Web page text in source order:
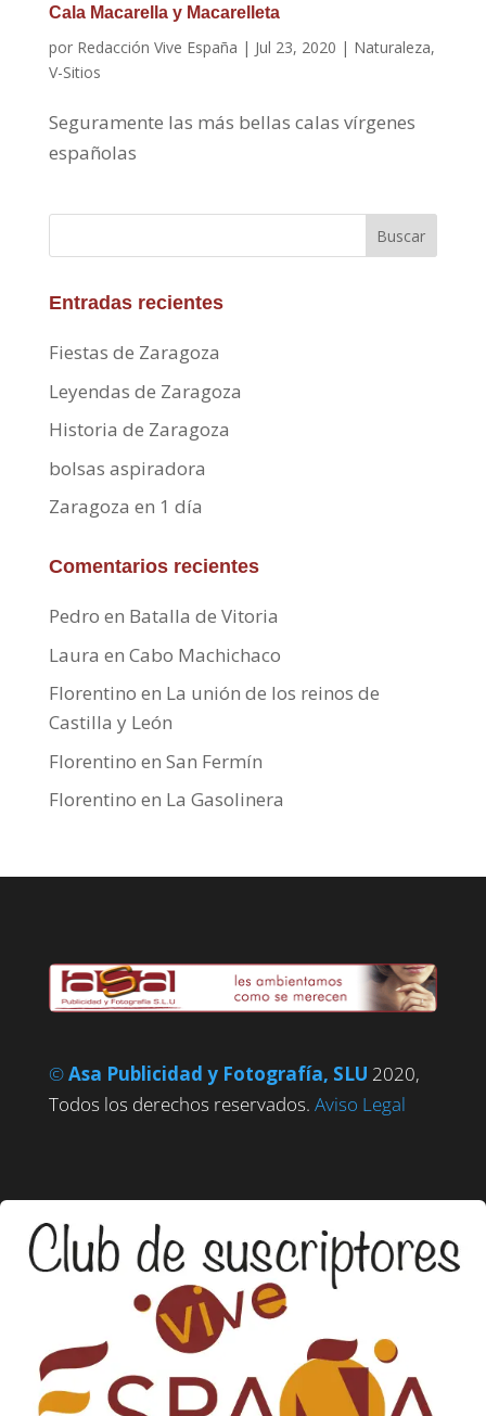
Cala Macarella y Macarelleta
por Redacción Vive España | Jul 23, 2020 | Naturaleza,
V-Sitios
Seguramente las más bellas calas vírgenes
españolas
Buscar
Entradas recientes
Fiestas de Zaragoza
Leyendas de Zaragoza
Historia de Zaragoza
bolsas aspiradora
Zaragoza en 1 día
Comentarios recientes
Pedro en Batalla de Vitoria
Laura en Cabo Machichaco
Florentino en La unión de los reinos de
Castilla y León
Florentino en San Fermín
Florentino en La Gasolinera
©Asa Publicidad y Fotografía, SLU 2020,
Todos los derechos reservados. Aviso Legal